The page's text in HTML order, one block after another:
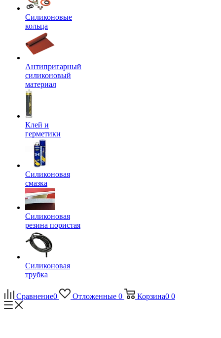
Силиконовые
кольца
Антипригарный
силиконовый
материал
Клей и
герметики
Силиконовая
смазка
Силиконовая
резина пористая
Силиконовая
трубка
Сравнение0 Отложенные 0 Корзина0 0